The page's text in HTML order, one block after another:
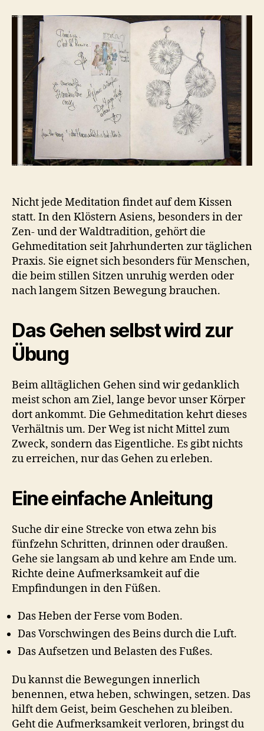
Nicht jede Meditation findet auf dem Kissen
statt. In den Klöstern Asiens, besonders in der
Zen- und der Waldtradition, gehört die
Gehmeditation seit Jahrhunderten zur täglichen
Praxis. Sie eignet sich besonders für Menschen,
die beim stillen Sitzen unruhig werden oder
nach langem Sitzen Bewegung brauchen.
Das Gehen selbst wird zur
Übung
Beim alltäglichen Gehen sind wir gedanklich
meist schon am Ziel, lange bevor unser Körper
dort ankommt. Die Gehmeditation kehrt dieses
Verhältnis um. Der Weg ist nicht Mittel zum
Zweck, sondern das Eigentliche. Es gibt nichts
zu erreichen, nur das Gehen zu erleben.
Eine einfache Anleitung
Suche dir eine Strecke von etwa zehn bis
fünfzehn Schritten, drinnen oder draußen.
Gehe sie langsam ab und kehre am Ende um.
Richte deine Aufmerksamkeit auf die
Empfindungen in den Füßen.
Das Heben der Ferse vom Boden.
Das Vorschwingen des Beins durch die Luft.
Das Aufsetzen und Belasten des Fußes.
Du kannst die Bewegungen innerlich
benennen, etwa heben, schwingen, setzen. Das
hilft dem Geist, beim Geschehen zu bleiben.
Geht die Aufmerksamkeit verloren, bringst du